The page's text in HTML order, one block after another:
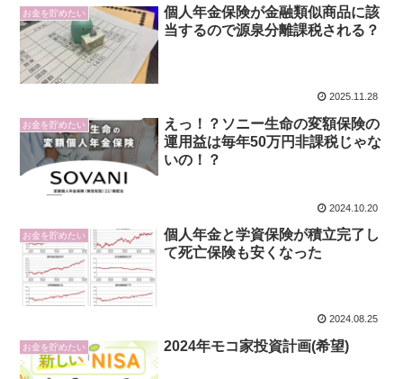
お金を貯めたい
個人年金保険が金融類似商品に該
当するので源泉分離課税される？
2025.11.28
お金を貯めたい
えっ！？ソニー生命の変額保険の
運用益は毎年50万円非課税じゃな
いの！？
2024.10.20
お金を貯めたい
個人年金と学資保険が積立完了し
て死亡保険も安くなった
2024.08.25
お金を貯めたい 2024年モコ家投資計画(希望)